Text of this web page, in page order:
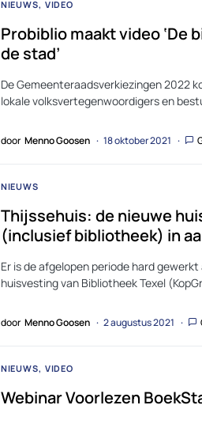
NIEUWS VIDEO
Probiblio maakt video ‘De
de stad’
De Gemeenteraadsverkiezingen 2022
lokale volksvertegenwoordigers en
door Menno Goosen 18 oktober 2021
NIEUWS
Thijssehuis: de nieuwe
(inclusief bibliotheek) in
Er is de afgelopen periode hard
huisvesting van Bibliotheek Texel
door Menno Goosen 2 augustus 2021
NIEUWS VIDEO
Webinar Voorlezen